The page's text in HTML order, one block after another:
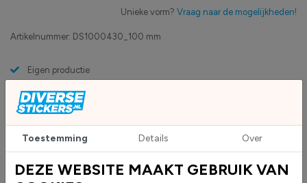
Artikelnummer: DS1000430_100 mm
Eigen productie
Levensduur 5 jaar
Uv-bestendig & weersbestendigheid
High-tack folie met maximale grip
Unieke vorm? Vraag naar de mogelijkheden!
Toestemming Details Over
DEZE WEBSITE MAAKT GEBRUIK VAN